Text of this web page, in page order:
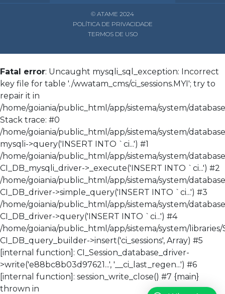
© ATAME 2024
POLÍTICA DE PRIVACIDADE
TERMOS DE USO
Fatal error: Uncaught mysqli_sql_exception: Incorrect
key file for table './wwatam_cms/ci_sessions.MYI'; try to
repair it in
/home/goiania/public_html/app/sistema/system/
Stack trace: #0
/home/goiania/public_html/app/sistema/system/
mysqli->query('INSERT INTO `ci...') #1
/home/goiania/public_html/app/sistema/system/
CI_DB_mysqli_driver->_execute('INSERT INTO `ci...') #2
/home/goiania/public_html/app/sistema/system/
CI_DB_driver->simple_query('INSERT INTO `ci...') #3
/home/goiania/public_html/app/sistema/system/
CI_DB_driver->query('INSERT INTO `ci...') #4
/home/goiania/public_html/app/sistema/system/libraries/
CI_DB_query_builder->insert('ci_sessions', Array) #5
[internal function]: CI_Session_database_driver-
>write('e88bc8b03d97621...', '__ci_last_regen...') #6
[internal function]: session_write_close() #7 {main}
thrown in